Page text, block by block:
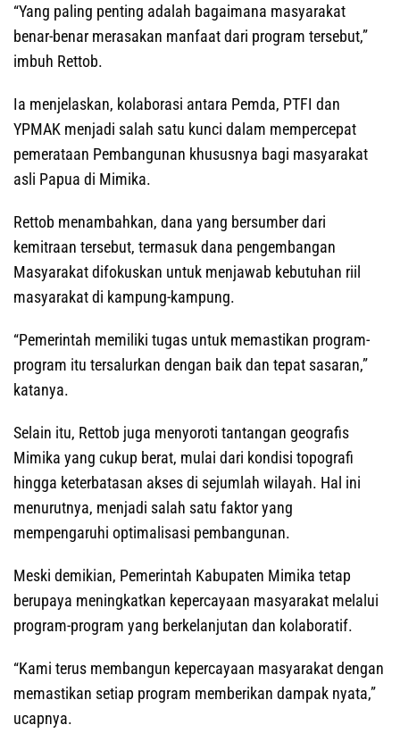
“Yang paling penting adalah bagaimana masyarakat
benar-benar merasakan manfaat dari program tersebut,”
imbuh Rettob.
Ia menjelaskan, kolaborasi antara Pemda, PTFI dan
YPMAK menjadi salah satu kunci dalam mempercepat
pemerataan Pembangunan khususnya bagi masyarakat
asli Papua di Mimika.
Rettob menambahkan, dana yang bersumber dari
kemitraan tersebut, termasuk dana pengembangan
Masyarakat difokuskan untuk menjawab kebutuhan riil
masyarakat di kampung-kampung.
“Pemerintah memiliki tugas untuk memastikan program-
program itu tersalurkan dengan baik dan tepat sasaran,”
katanya.
Selain itu, Rettob juga menyoroti tantangan geografis
Mimika yang cukup berat, mulai dari kondisi topografi
hingga keterbatasan akses di sejumlah wilayah. Hal ini
menurutnya, menjadi salah satu faktor yang
mempengaruhi optimalisasi pembangunan.
Meski demikian, Pemerintah Kabupaten Mimika tetap
berupaya meningkatkan kepercayaan masyarakat melalui
program-program yang berkelanjutan dan kolaboratif.
“Kami terus membangun kepercayaan masyarakat dengan
memastikan setiap program memberikan dampak nyata,”
ucapnya.